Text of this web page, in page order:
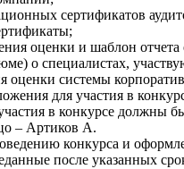
сертификатов
оценки и шаблон
о специалистах,
оценки системы
для участия в
в конкурсе должны
– Артиков А.
конкурса и
после указанных